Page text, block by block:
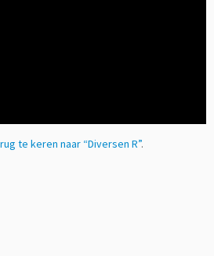
te keren naar “Diversen R”.